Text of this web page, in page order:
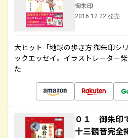
御朱印
2016.12.22 発売
大ヒット「地球の歩き方 御朱印シ
ックエッセイ。イラストレーター
た
０１ 御朱印
十三観音完